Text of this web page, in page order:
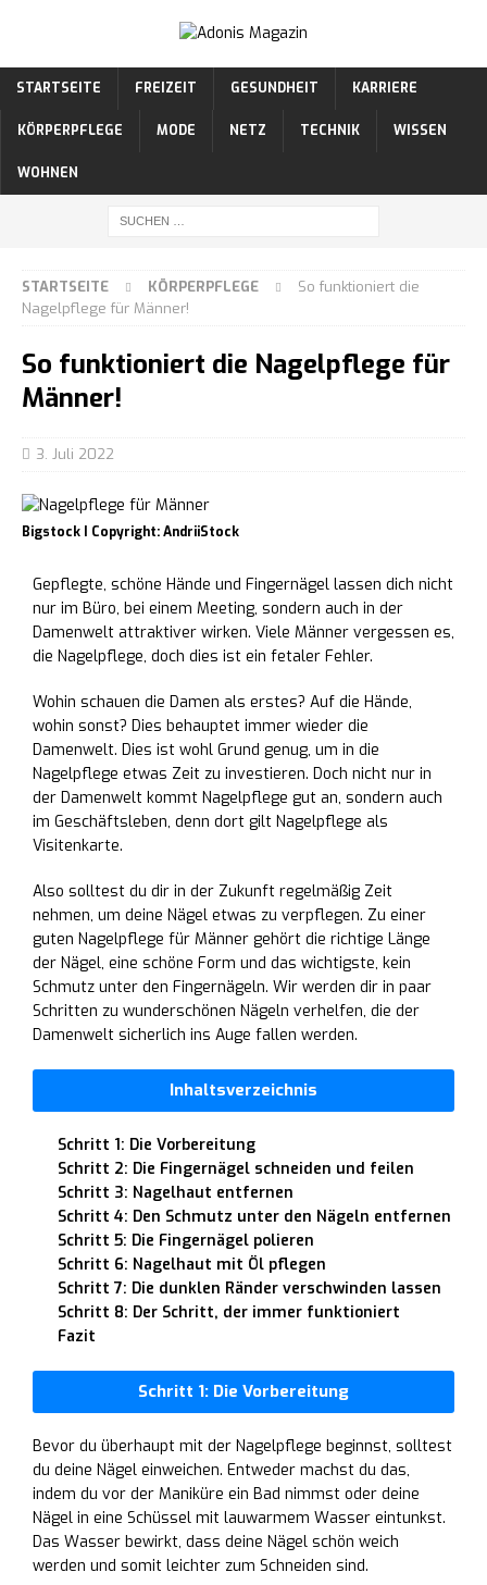
STARTSEITE FREIZEIT GESUNDHEIT KARRIERE
KÖRPERPFLEGE MODE NETZ TECHNIK WISSEN
WOHNEN
STARTSEITE KÖRPERPFLEGE
So funktioniert die
Nagelpflege für Männer!
So funktioniert die Nagelpflege für
Männer!
3. Juli 2022
Bigstock I Copyright: AndriiStock
Gepflegte, schöne Hände und Fingernägel lassen dich nicht
nur im Büro, bei einem Meeting, sondern auch in der
Damenwelt attraktiver wirken. Viele Männer vergessen es,
die Nagelpflege, doch dies ist ein fetaler Fehler.
Wohin schauen die Damen als erstes? Auf die Hände,
wohin sonst? Dies behauptet immer wieder die
Damenwelt. Dies ist wohl Grund genug, um in die
Nagelpflege etwas Zeit zu investieren. Doch nicht nur in
der Damenwelt kommt Nagelpflege gut an, sondern auch
im Geschäftsleben, denn dort gilt Nagelpflege als
Visitenkarte.
Also solltest du dir in der Zukunft regelmäßig Zeit
nehmen, um deine Nägel etwas zu verpflegen. Zu einer
guten Nagelpflege für Männer gehört die richtige Länge
der Nägel, eine schöne Form und das wichtigste, kein
Schmutz unter den Fingernägeln. Wir werden dir in paar
Schritten zu wunderschönen Nägeln verhelfen, die der
Damenwelt sicherlich ins Auge fallen werden.
Inhaltsverzeichnis
Schritt 1: Die Vorbereitung
Schritt 2: Die Fingernägel schneiden und feilen
Schritt 3: Nagelhaut entfernen
Schritt 4: Den Schmutz unter den Nägeln entfernen
Schritt 5: Die Fingernägel polieren
Schritt 6: Nagelhaut mit Öl pflegen
Schritt 7: Die dunklen Ränder verschwinden lassen
Schritt 8: Der Schritt, der immer funktioniert
Fazit
Schritt 1: Die Vorbereitung
Bevor du überhaupt mit der Nagelpflege beginnst, solltest
du deine Nägel einweichen. Entweder machst du das,
indem du vor der Maniküre ein Bad nimmst oder deine
Nägel in eine Schüssel mit lauwarmem Wasser eintunkst.
Das Wasser bewirkt, dass deine Nägel schön weich
werden und somit leichter zum Schneiden sind.